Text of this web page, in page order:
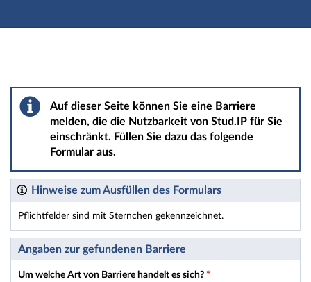
Hauptnavigation
Barriere melden
Auf dieser Seite können Sie eine Barriere
melden, die die Nutzbarkeit von Stud.IP für Sie
einschränkt. Füllen Sie dazu das folgende
Formular aus.
Hinweise zum Ausfüllen des Formulars
Pflichtfelder sind mit Sternchen gekennzeichnet.
Dieses Formular enthält Pflichtfelder.
Angaben zur gefundenen Barriere
Um welche Art von Barriere handelt es sich? *